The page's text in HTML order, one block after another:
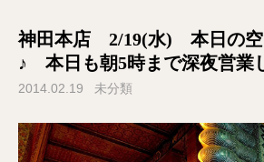
神田本店 2/19(水) 本日の空
♪ 本日も朝5時まで深夜営業
2014.02.19 未分類